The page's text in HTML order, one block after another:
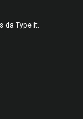
da Type it.